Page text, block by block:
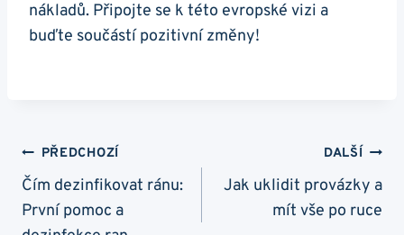
nákladů. Připojte se k této evropské vizi a
buďte součástí pozitivní změny!
Navigace
Pro
Příspěvek
PŘEDCHOZÍ
Čím dezinfikovat ránu:
První pomoc a
DALŠÍ
Jak uklidit provázky a
mít vše po ruce